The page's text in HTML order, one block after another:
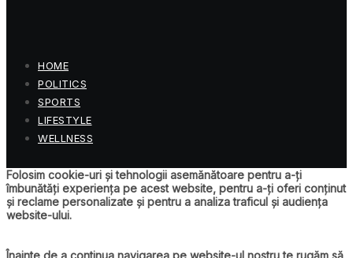
HOME
POLITICS
SPORTS
LIFESTYLE
WELLNESS
Folosim cookie-uri și tehnologii asemănătoare pentru a-ți
îmbunătăți experiența pe acest website, pentru a-ți oferi conținut
și reclame personalizate și pentru a analiza traficul și audiența
website-ului.
Înainte de a continua navigarea pe website-ul nostru te rugăm să